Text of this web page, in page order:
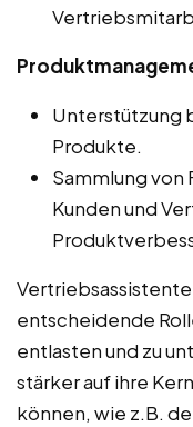
Unterstützung
Produkte.
Sammlung von
Kunden und
entscheidende
entlasten und zu
stärker auf ihre
können, wie z.B.